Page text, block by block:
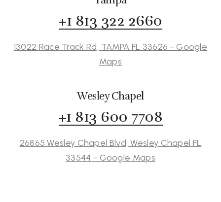
+1 813 322 2660
13022 Race Track Rd, TAMPA FL 33626 - Google
Maps
Wesley Chapel
+1 813 600 7708
26865 Wesley Chapel Blvd, Wesley Chapel FL
33544 - Google Maps